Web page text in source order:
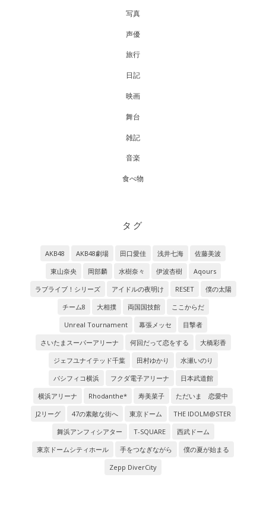
写真
声優
旅行
日記
映画
舞台
雑記
音楽
食べ物
タグ
AKB48 AKB48劇場 田口愛佳 浅井七海
佐藤美波
東山奈央
岡部麟 水樹奈々 伊波杏樹
Aqours
ラブライブ！シリーズ
アイドルの夜明け RESET
僕の太陽
チーム8
大相撲 両国国技館
ここからだ
Unreal Tournament
幕張メッセ
目撃者
さいたまスーパーアリーナ
何回だって恋をする
大橋彩香
ジェフユナイテッド千葉
田村ゆかり
水瀬いのり
パシフィコ横浜
フクダ電子アリーナ
日本武道館
横浜アリーナ
Rhodanthe* 寿美菜子
ただいま 恋愛中
J2リーグ
47の素敵な街へ 東京ドーム
THE IDOLM@STER
舞浜アンフィシアター
T-SQUARE
西武ドーム
東京ドームシティホール
手をつなぎながら
僕の夏が始まる
Zepp DiverCity